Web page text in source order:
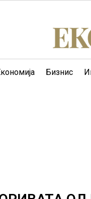
Бизнис